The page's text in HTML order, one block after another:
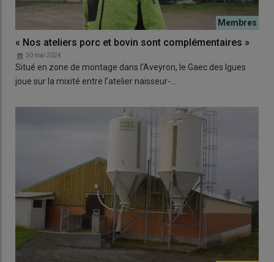
« Nos ateliers porc et bovin sont complémentaires »
30 mai 2024
Situé en zone de montage dans l'Aveyron, le Gaec des Igues
joue sur la mixité entre l’atelier naisseur-…